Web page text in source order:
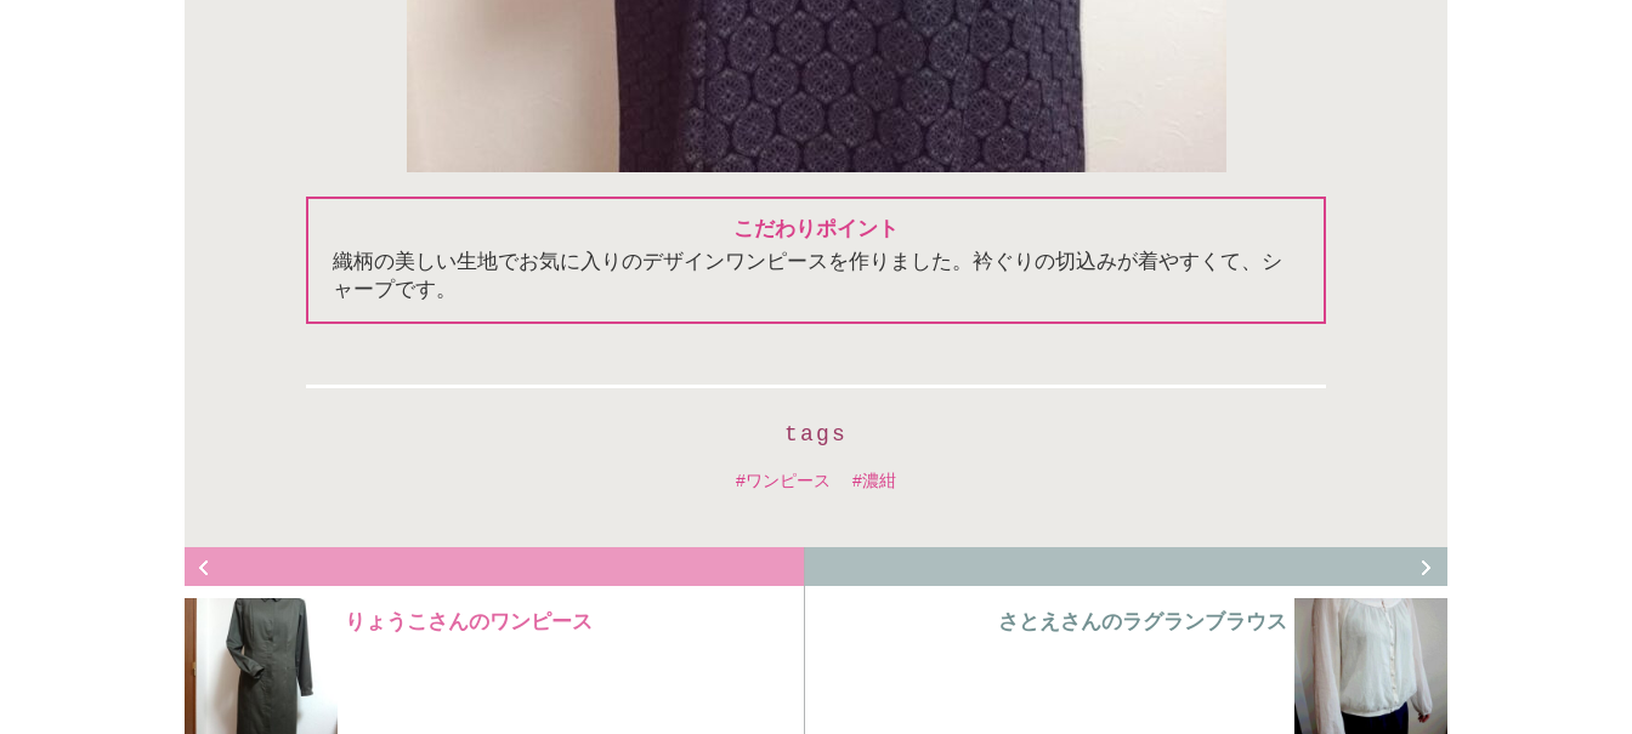
こだわりポイント
織柄の美しい生地でお気に入りのデザインワンピースを作りました。衿ぐりの切込みが着やすくて、シ
ャープです。
tags
ワンピース 濃紺
りょうこさんのワンピース さとえさんのラグランブラウス